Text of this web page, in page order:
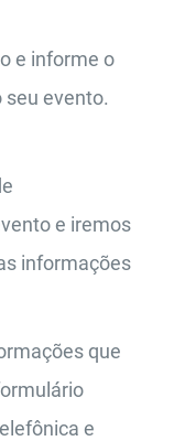
e informe o
evento.
e iremos
informações
que
e